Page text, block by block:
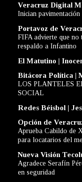
Veracruz Digital
Inician
Portavoz de
FIFA advierte que no
respaldo a Infantino
El Matutino |
Bitácora Política |
LOS PLANTELES
SOCIAL
Redes Béisbol |
Opción de
Aprueba Cabildo de
para locatarios del
Nueva Visión
Agradece Serafín
en seguridad